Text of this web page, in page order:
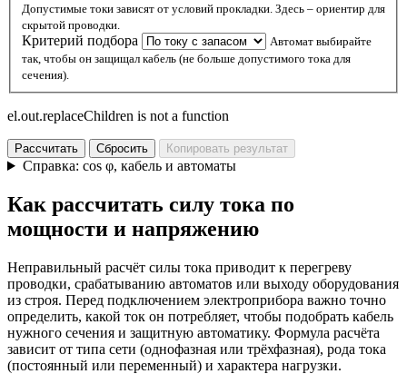
Допустимые токи зависят от условий прокладки. Здесь – ориентир для
скрытой проводки.
Критерий подбора
Автомат выбирайте
так, чтобы он защищал кабель (не больше допустимого тока для
сечения).
el.out.replaceChildren is not a function
Рассчитать Сбросить Копировать результат
Справка: cos φ, кабель и автоматы
Как рассчитать силу тока по
мощности и напряжению
Неправильный расчёт силы тока приводит к перегреву
проводки, срабатыванию автоматов или выходу оборудования
из строя. Перед подключением электроприбора важно точно
определить, какой ток он потребляет, чтобы подобрать кабель
нужного сечения и защитную автоматику. Формула расчёта
зависит от типа сети (однофазная или трёхфазная), рода тока
(постоянный или переменный) и характера нагрузки.